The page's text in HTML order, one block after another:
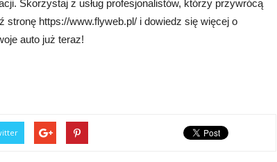
Skorzystaj z usług profesjonalistów, którzy przywrócą
stronę https://www.flyweb.pl/ i dowiedz się więcej o
auto już teraz!